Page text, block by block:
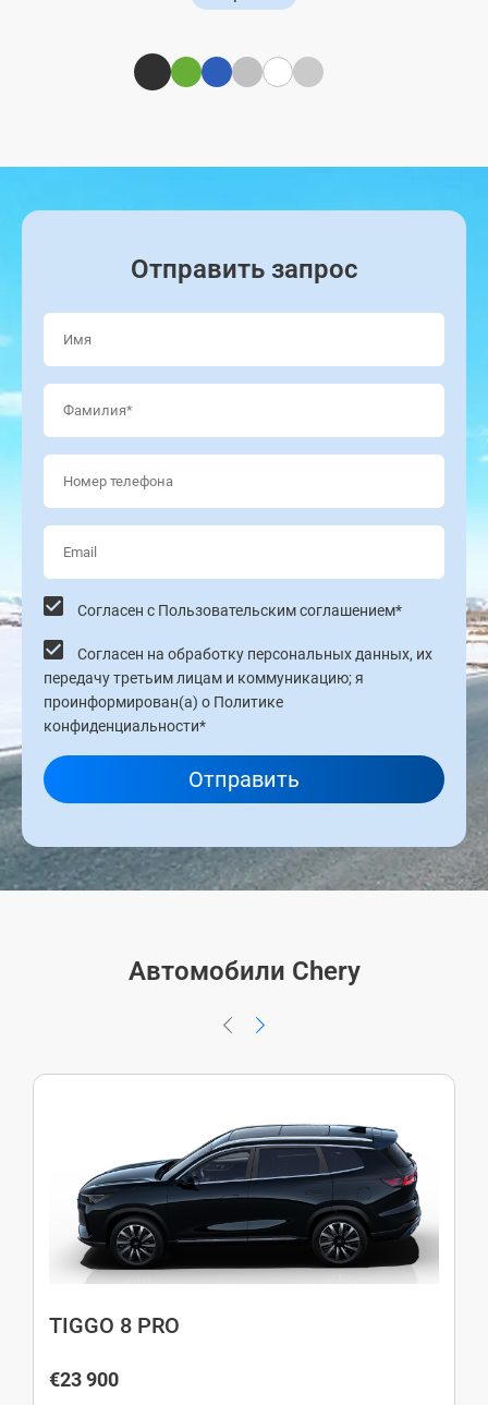
Отправить
Отправить запрос
Согласен с Пользовательским соглашением*
Согласен на обработку персональных данных, их
передачу третьим лицам и коммуникацию; я
проинформирован(а) о Политике
конфиденциальности*
Отправить
Автомобили Chery
TIGGO 8 PRO
€23 900